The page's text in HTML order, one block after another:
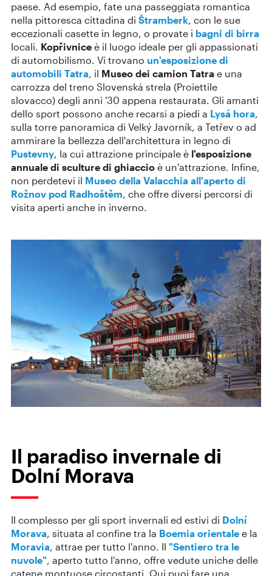
paese. Ad esempio, fate una passeggiata romantica
nella pittoresca cittadina di Štramberk, con le sue
eccezionali casette in legno, o provate i bagni di birra
locali. Kopřivnice è il luogo ideale per gli appassionati
di automobilismo. Vi trovano un'esposizione di
automobili Tatra, il Museo dei camion Tatra e una
carrozza del treno Slovenská strela (Proiettile
slovacco) degli anni '30 appena restaurata. Gli amanti
dello sport possono anche recarsi a piedi a Lysá hora,
sulla torre panoramica di Velký Javorník, a Tetřev o ad
ammirare la bellezza dell'architettura in legno di
Pustevny, la cui attrazione principale è l'esposizione
annuale di sculture di ghiaccio è un'attrazione. Infine,
non perdetevi il Museo della Valacchia all'aperto di
Rožnov pod Radhoštěm, che offre diversi percorsi di
visita aperti anche in inverno.
Il paradiso invernale di
Dolní Morava
Il complesso per gli sport invernali ed estivi di Dolní
Morava, situata al confine tra la Boemia orientale e la
Moravia, attrae per tutto l'anno. Il "Sentiero tra le
nuvole", aperto tutto l'anno, offre vedute uniche delle
catene montuose circostanti. Qui puoi fare una